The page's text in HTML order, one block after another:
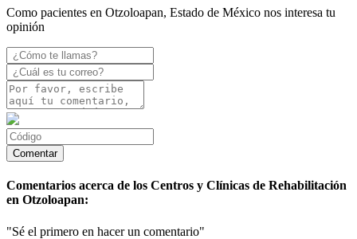
Como pacientes en Otzoloapan, Estado de México nos interesa tu
opinión
Comentarios acerca de los Centros y Clínicas de Rehabilitación
en Otzoloapan:
"Sé el primero en hacer un comentario"